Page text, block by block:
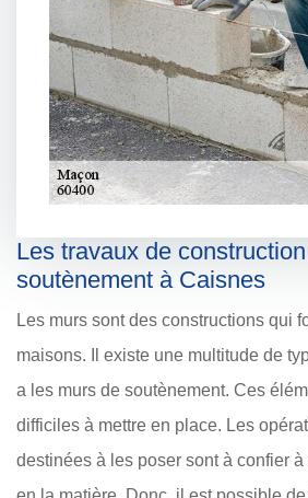
Les travaux de
soutènement à Caisnes
Les murs sont des constructions qui
maisons. Il existe une multitude de
a les murs de soutènement. Ces
difficiles à mettre en place. Les
destinées à les poser sont à confier